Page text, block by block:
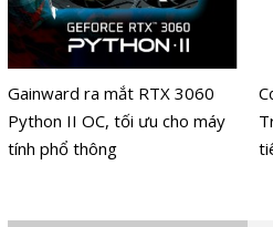
Gainward ra mắt RTX 3060
Python II OC, tối ưu cho máy
tính phổ thông